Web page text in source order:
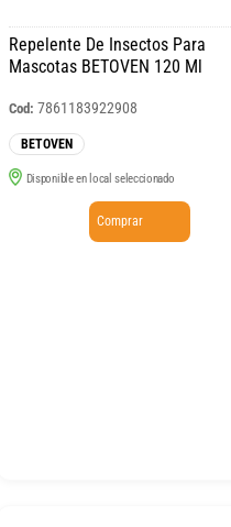
Repelente De Insectos Para
Mascotas BETOVEN 120 Ml
Cod: 7861183922908
BETOVEN
Disponible en local seleccionado
Comprar